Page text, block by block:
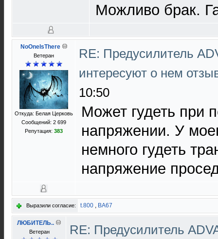
Можливо брак.
NoOneIsThere
Ветеран
Откуда: Белая Церковь
Сообщений: 2 699
Репутация: 383
RE: Предусилитель
интересуют о нем
10:50
Может гудеть при
напряжении. У
немного гудеть
напряжение
Выразили согласие: t.800 , ВА67
ЛЮБИТЕЛЬ..
Ветеран
RE: Предусилитель